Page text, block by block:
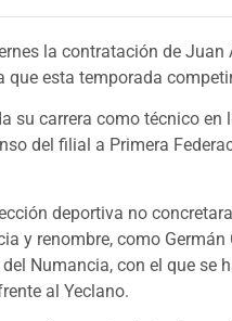
la contratación de
esta temporada
su carrera como técnico
del filial a Primera
deportiva no
y renombre, como
Numancia, con el que se
al Yeclano.